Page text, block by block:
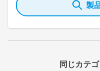
製
同じカテ